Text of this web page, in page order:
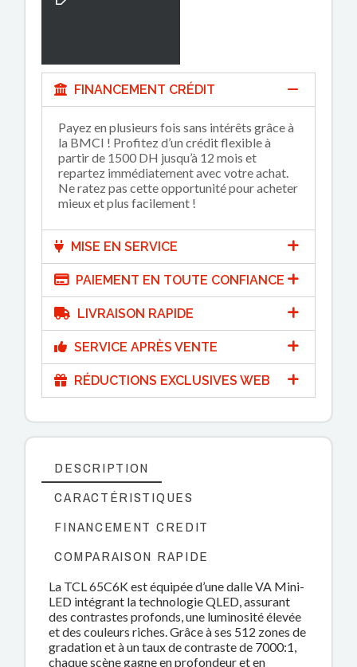
FINANCEMENT CRÉDIT
Payez en plusieurs fois sans intérêts grâce à
la BMCI ! Profitez d’un crédit flexible à
partir de 1500 DH jusqu’à 12 mois et
repartez immédiatement avec votre achat.
Ne ratez pas cette opportunité pour acheter
mieux et plus facilement !
MISE EN SERVICE
PAIEMENT EN TOUTE CONFIANCE
LIVRAISON RAPIDE
SERVICE APRÈS VENTE
RÉDUCTIONS EXCLUSIVES WEB
DESCRIPTION
CARACTÉRISTIQUES
FINANCEMENT CREDIT
COMPARAISON RAPIDE
La TCL 65C6K est équipée d’une dalle VA Mini-
LED intégrant la technologie QLED, assurant
des contrastes profonds, une luminosité élevée
et des couleurs riches. Grâce à ses 512 zones de
gradation et à un taux de contraste de 7000:1,
chaque scène gagne en profondeur et en